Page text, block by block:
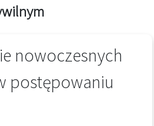
nowoczesnych
postępowaniu